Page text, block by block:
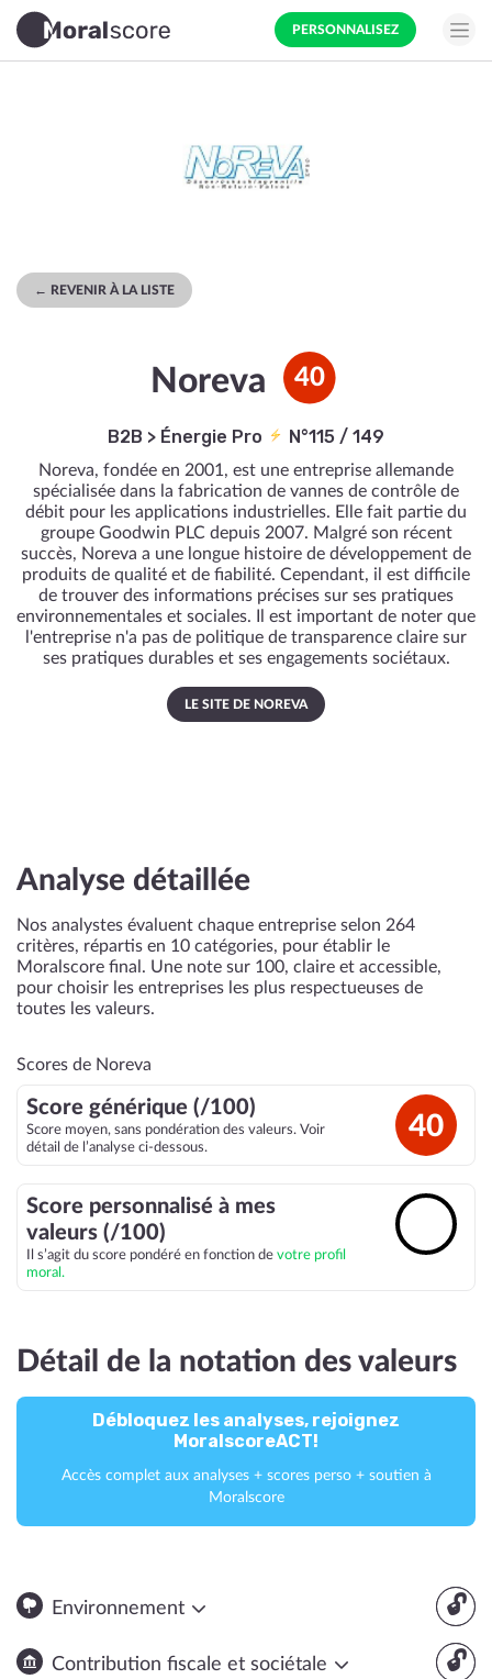
PERSONNALISEZ
← REVENIR À LA LISTE
Noreva 40
B2B > Énergie Pro N°115 / 149
Noreva, fondée en 2001, est une entreprise allemande
spécialisée dans la fabrication de vannes de contrôle de
débit pour les applications industrielles. Elle fait partie du
groupe Goodwin PLC depuis 2007. Malgré son récent
succès, Noreva a une longue histoire de développement de
produits de qualité et de fiabilité. Cependant, il est difficile
de trouver des informations précises sur ses pratiques
environnementales et sociales. Il est important de noter que
l'entreprise n'a pas de politique de transparence claire sur
ses pratiques durables et ses engagements sociétaux.
LE SITE DE NOREVA
Analyse détaillée
Nos analystes évaluent chaque entreprise selon 264
critères, répartis en 10 catégories, pour établir le
Moralscore final. Une note sur 100, claire et accessible,
pour choisir les entreprises les plus respectueuses de
toutes les valeurs.
Scores de Noreva
Score générique (/100)
Score moyen, sans pondération des valeurs. Voir
détail de l’analyse ci-dessous.
40
Score personnalisé à mes
valeurs (/100)
Il s’agit du score pondéré en fonction de votre profil
moral.
Détail de la notation des valeurs
Débloquez les analyses, rejoignez
MoralscoreACT!
Accès complet aux analyses + scores perso + soutien à
Moralscore
🔓
Environnement
🔓
Contribution fiscale et sociétale